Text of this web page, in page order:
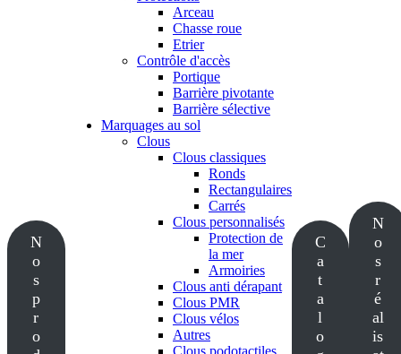
N
o
s
p
r
o
Arceau
Chasse roue
Etrier
Contrôle d'accès
Portique
Barrière pivotante
Barrière sélective
Marquages au sol
Clous
Clous classiques
Ronds
Rectangulaires
Carrés
Clous personnalisés
Protection de
la mer
Armoiries
Clous anti dérapant
Clous PMR
Clous vélos
Autres
Clous podotactiles
C
a
t
a
l
o
N
o
s
r
é
al
is